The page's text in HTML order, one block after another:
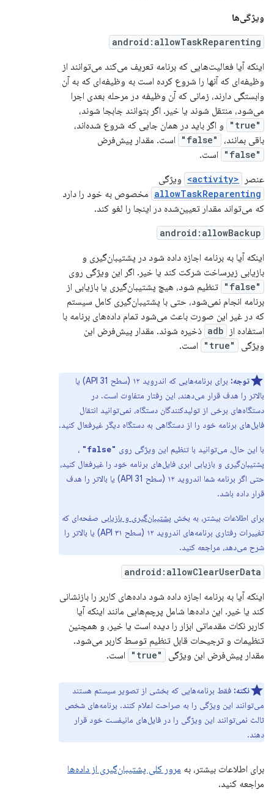
ویژگی‌ها
android:allowTaskReparenting
اینکه آیا فعالیت‌هایی که برنامه تعریف می‌کند می‌توانند از
وظیفه‌ای که آنها را شروع کرده است به وظیفه‌ای که به آن
وابستگی دارند، زمانی که آن وظیفه در مرحله بعدی اجرا
می‌شود، منتقل شوند یا خیر. اگر بتوانند جابجا شوند،
"true"
و اگر باید در همان جایی که شروع شده‌اند،
باقی بمانند،
"false" است. مقدار پیش‌فرض
"false"
است.
عنصر
<activity> ویژگی
allowTaskReparenting مخصوص به خود را دارد
که می‌تواند مقدار تعیین‌شده در اینجا را لغو کند.
android:allowBackup
اینکه آیا به برنامه اجازه داده شود در پشتیبان‌گیری و
بازیابی زیرساخت شرکت کند یا خیر. اگر این ویژگی روی
"false"
تنظیم شود، هیچ پشتیبان‌گیری یا بازیابی از
برنامه انجام نمی‌شود، حتی با پشتیبان‌گیری کامل سیستم
که در غیر این صورت باعث می‌شود تمام داده‌های برنامه با
استفاده از
adb ذخیره شوند. مقدار پیش‌فرض این
ویژگی
"true" است.
توجه:
برای برنامه‌هایی که اندروید ۱۲ (سطح API 31) یا
بالاتر را هدف قرار می‌دهند، این رفتار متفاوت است. در
دستگاه‌های برخی از تولیدکنندگان دستگاه، نمی‌توانید انتقال
فایل‌های برنامه خود را از دستگاهی به دستگاه دیگر غیرفعال کنید.
با این حال، می‌توانید با تنظیم این ویژگی روی "false"
،
پشتیبان‌گیری و بازیابی ابری فایل‌های برنامه خود را غیرفعال کنید،
حتی اگر برنامه شما اندروید ۱۲ (سطح API 31) یا بالاتر را هدف
قرار داده باشد.
برای اطلاعات بیشتر، به بخش پشتیبان‌گیری و بازیابی صفحه‌ای که
تغییرات رفتاری برنامه‌های اندروید ۱۲ (سطح API ۳۱) یا بالاتر را
شرح می‌دهد، مراجعه کنید.
android:allowClearUserData
اینکه آیا به برنامه اجازه داده شود داده‌های کاربر را بازنشانی
کند یا خیر. این داده‌ها شامل پرچم‌هایی مانند اینکه آیا
کاربر نکات مقدماتی ابزار را دیده است یا خیر، و همچنین
تنظیمات و ترجیحات قابل تنظیم توسط کاربر می‌شود.
مقدار پیش‌فرض این ویژگی
"true" است.
نکته: فقط برنامه‌هایی که بخشی از تصویر سیستم هستند
می‌توانند این ویژگی را به صراحت اعلام کنند. برنامه‌های شخص
ثالث نمی‌توانند این ویژگی را در فایل‌های مانیفست خود قرار
دهند.
برای اطلاعات بیشتر، به مرور کلی پشتیبان‌گیری از داده‌ها
مراجعه کنید.